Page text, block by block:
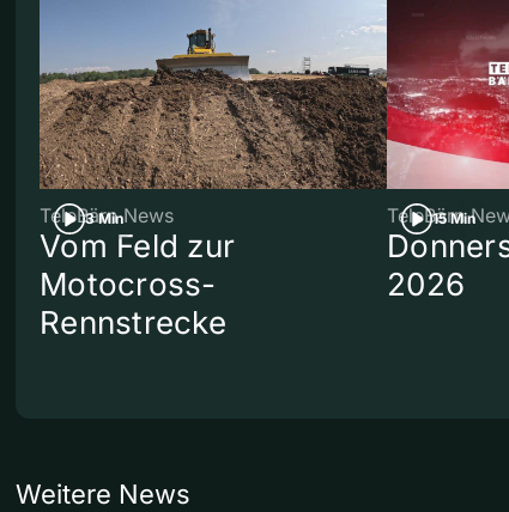
3 Min
TeleBärn News
Vom Feld zur
Motocross-
Rennstrecke
15 Min
TeleBärn
2026
Weitere News